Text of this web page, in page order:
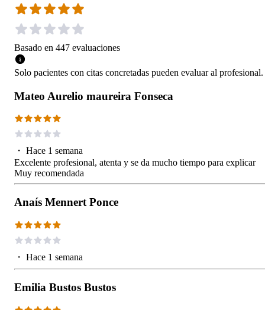
Basado en 447 evaluaciones
Solo pacientes con citas concretadas pueden evaluar al profesional.
Mateo Aurelio maureira Fonseca
・ Hace 1 semana
Excelente profesional, atenta y se da mucho tiempo para explicar
Muy recomendada
Anaís Mennert Ponce
・ Hace 1 semana
Emilia Bustos Bustos